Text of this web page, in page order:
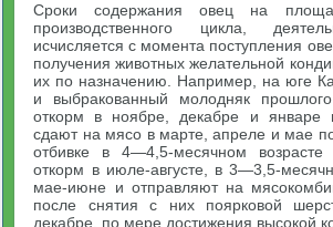
Сроки содержания овец на
производственного цикла,
исчисляется с момента поступления
получения животных желательной
их по назначению. Например, на юге
и выбракованный молодняк
откорм в ноябре, декабре и январе и
сдают на мясо в марте, апреле и мае
отбивке в 4—4,5-месячном возрасте
откорм в июле-августе, в 3—3,5-
мае-июне и отправляют на
после снятия с них поярковой
декабре, по мере достижения высокой